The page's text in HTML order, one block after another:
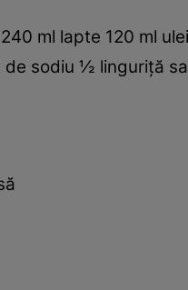
ml lapte 120 ml
sodiu ½ linguriţă